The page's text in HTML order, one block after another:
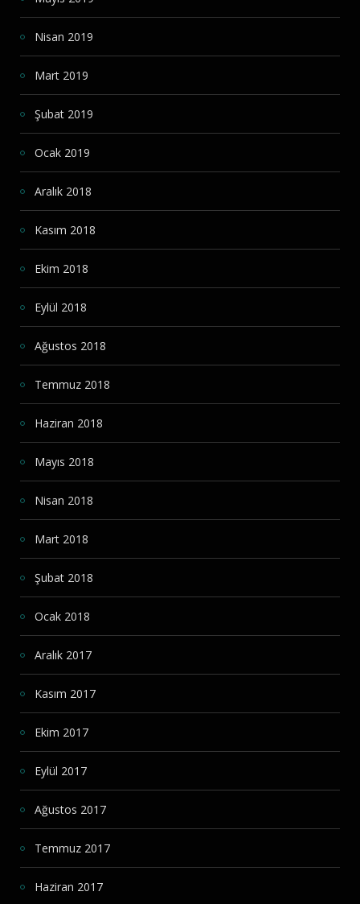
Nisan 2019
Mart 2019
Şubat 2019
Ocak 2019
Aralık 2018
Kasım 2018
Ekim 2018
Eylül 2018
Ağustos 2018
Temmuz 2018
Haziran 2018
Mayıs 2018
Nisan 2018
Mart 2018
Şubat 2018
Ocak 2018
Aralık 2017
Kasım 2017
Ekim 2017
Eylül 2017
Ağustos 2017
Temmuz 2017
Haziran 2017